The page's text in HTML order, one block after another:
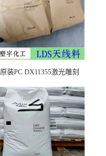
原装PC DX11355激光雕刻